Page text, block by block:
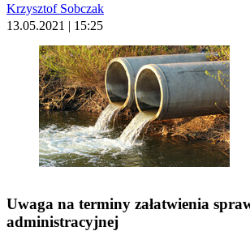
Krzysztof Sobczak
13.05.2021 | 15:25
Uwaga na terminy załatwienia
administracyjnej